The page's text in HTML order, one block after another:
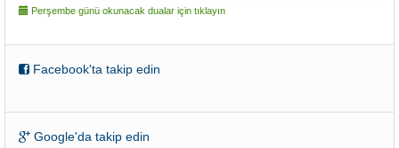
Perşembe günü okunacak dualar için tıklayın
Facebook'ta takip edin
Google'da takip edin